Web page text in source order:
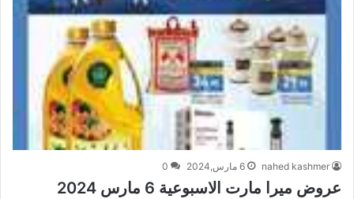
nahed kashmer 6 مارس,2024 0
عروض ميرا مارت الاسبوعية 6 مارس 2024